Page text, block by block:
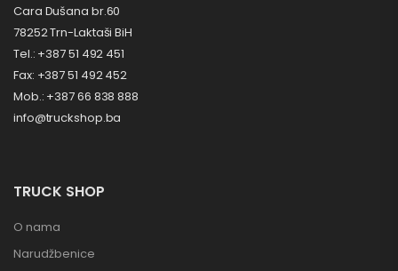
Cara Dušana br.60
78252 Trn-Laktaši BiH
Tel.: +387 51 492 451
Fax: +387 51 492 452
Mob.: +387 66 838 888
info@truckshop.ba
TRUCK SHOP
O nama
Narudžbenice